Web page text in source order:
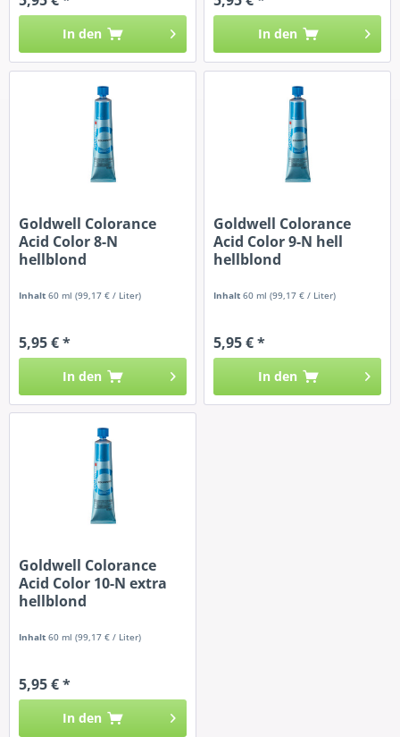
In den In den
Goldwell Colorance
Acid Color 8-N
hellblond
Inhalt60 ml(99,17 € / Liter)
5,95 € *
In den
Goldwell Colorance
Acid Color 9-N hell
hellblond
Inhalt60 ml(99,17 € / Liter)
5,95 € *
In den
Goldwell Colorance
Acid Color 10-N extra
hellblond
Inhalt60 ml(99,17 € / Liter)
5,95 € *
In den